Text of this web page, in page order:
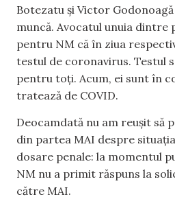
Botezatu și Victor
muncă. Avocatul unuia dintre
pentru NM că în ziua
testul de coronavirus. Testul
pentru toți. Acum, ei sunt în
tratează de COVID.
Deocamdată nu am reușit să
din partea MAI despre
dosare penale: la momentul
NM nu a primit răspuns la
către MAI.